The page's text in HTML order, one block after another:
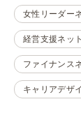
女性リーダー
経営支援ネッ
ファイナンス
キャリアデザ